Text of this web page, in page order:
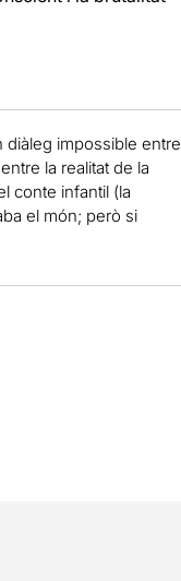
impossible entre
la realitat de la
conte infantil (la
el món; però si